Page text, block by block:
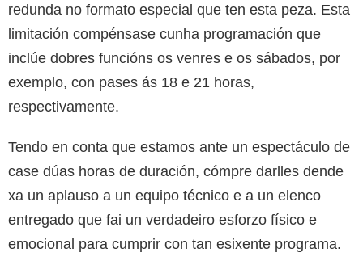
redunda no formato especial que ten esta peza. Esta
limitación compénsase cunha programación que
inclúe dobres funcións os venres e os sábados, por
exemplo, con pases ás 18 e 21 horas,
respectivamente.
Tendo en conta que estamos ante un espectáculo de
case dúas horas de duración, cómpre darlles dende
xa un aplauso a un equipo técnico e a un elenco
entregado que fai un verdadeiro esforzo físico e
emocional para cumprir con tan esixente programa.